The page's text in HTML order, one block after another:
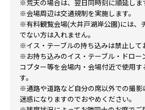
※荒天の場合は、翌日同時刻に順延しま
※会場周辺は交通規制を実施します。
※有料観覧会場(大井戸湖岸公園)には、
でない方は入れません。
※イス・テーブルの持ち込みは禁止して
※お持ち込みのイス・テーブル・ドロー
コプター等を会場内・会場付近で使用す
す。
※通路や道路など自分の席以外での撮影
迷惑になりますのでおやめください。